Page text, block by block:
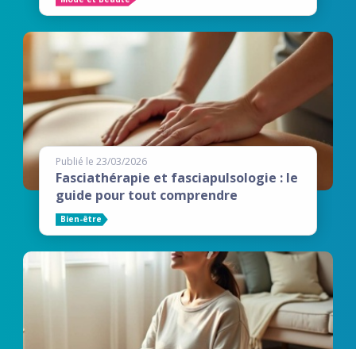
Publié le 23/03/2026
Fasciathérapie et fasciapulsologie : le
guide pour tout comprendre
Bien-être